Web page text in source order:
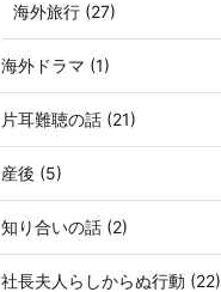
海外旅行 (27)
海外ドラマ (1)
片耳難聴の話 (21)
産後 (5)
知り合いの話 (2)
社長夫人らしからぬ行動 (22)